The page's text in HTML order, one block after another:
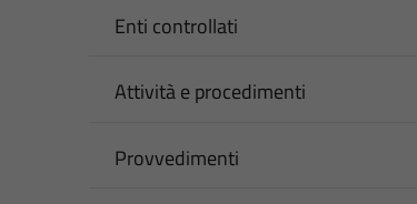
Enti controllati
Attività e procedimenti
Provvedimenti